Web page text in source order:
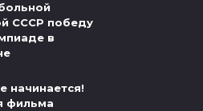
СССР победу
в
начинается!
фильма